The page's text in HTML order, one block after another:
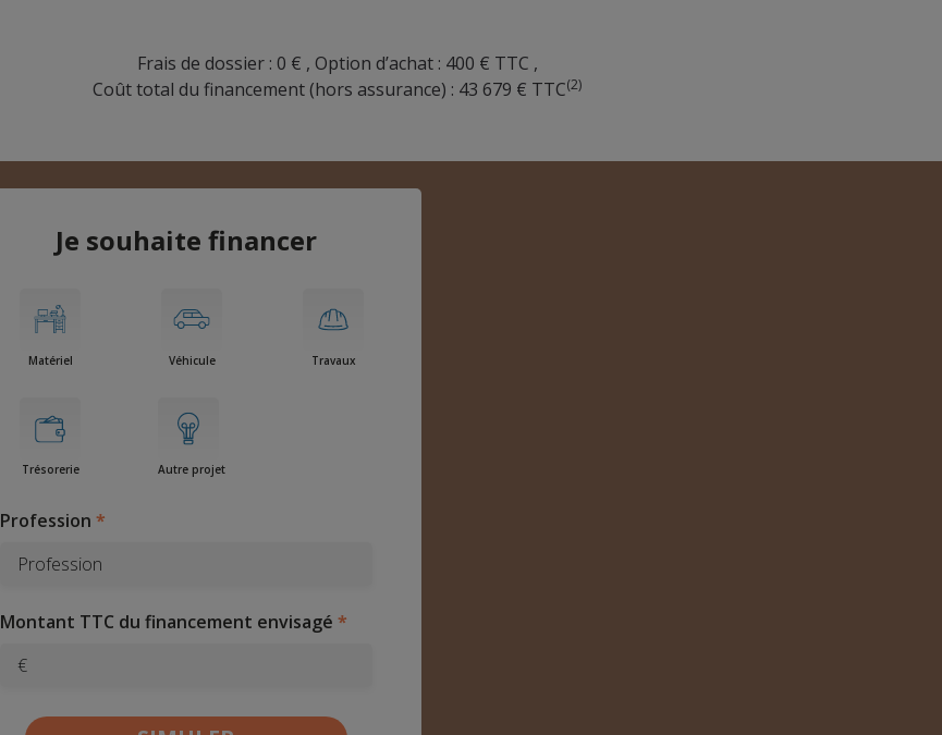
Frais de dossier : 0 € , Option d’achat : 400 € TTC ,
Coût total du financement (hors assurance) : 43 679 € TTC(2)
Je souhaite financer
Matériel Véhicule Travaux
Trésorerie Autre projet
Profession
Montant TTC du financement envisagé
€